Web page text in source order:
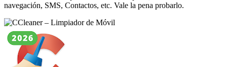
navegación, SMS, Contactos, etc. Vale la pena probarlo.